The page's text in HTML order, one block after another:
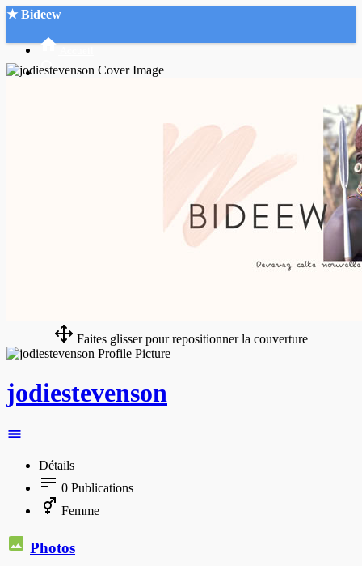
★ Bideew
Faites glisser pour repositionner la couverture
jodiestevenson
Détails
0 Publications
Femme
Photos